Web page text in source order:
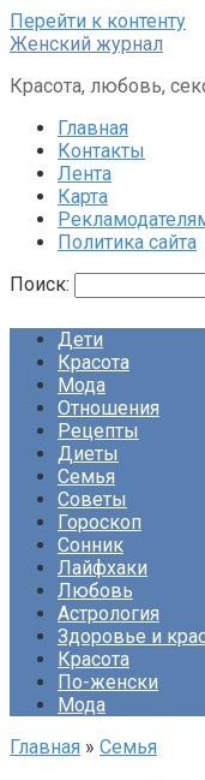
Перейти к контенту
Женский журнал
Красота, любовь,
Главная
Контакты
Лента
Карта
Политика сайта
Поиск:
Дети
Красота
Мода
Отношения
Рецепты
Диеты
Семья
Советы
Гороскоп
Сонник
Лайфхаки
Любовь
Астрология
Здоровье и
Красота
По-женски
Мода
Главная » Семья